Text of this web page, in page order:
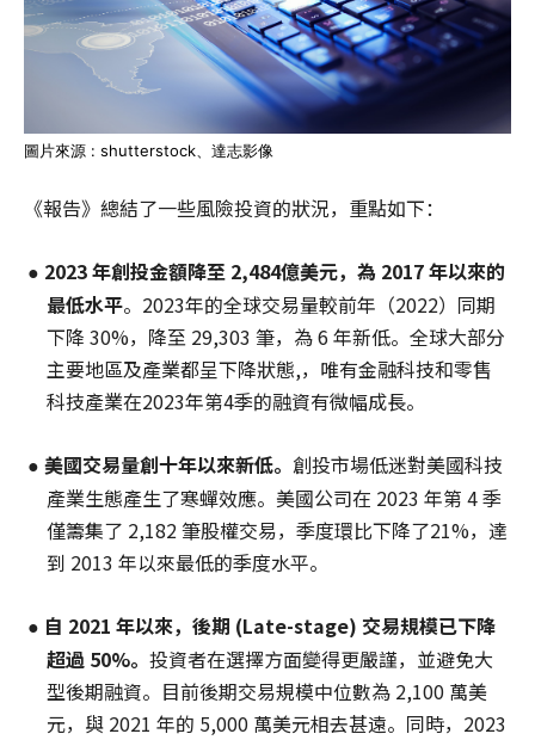
圖片來源 : shutterstock、達志影像
《報告》總結了一些風險投資的狀況，重點如下：
● 2023年創投金額降至 2,484億美元，為 2017年以來的
最低水平。2023年的全球交易量較前年（2022）同期
下降 30%，降至 29,303 筆，為 6 年新低。全球大部分
主要地區及產業都呈下降狀態,，唯有金融科技和零售
科技產業在2023年第4季的融資有微幅成長。
●美國交易量創十年以來新低。創投市場低迷對美國科技
產業生態產生了寒蟬效應。美國公司在 2023 年第 4 季
僅籌集了 2,182 筆股權交易，季度環比下降了21%，達
到 2013 年以來最低的季度水平。
● 自 2021年以來，後期 (Late-stage) 交易規模已下降
超過 50%。投資者在選擇方面變得更嚴謹，並避免大
型後期融資。目前後期交易規模中位數為 2,100 萬美
元，與 2021 年的 5,000 萬美元相去甚遠。同時，2023